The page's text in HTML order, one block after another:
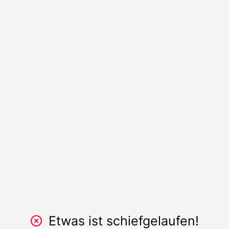
Etwas ist schiefgelaufen!